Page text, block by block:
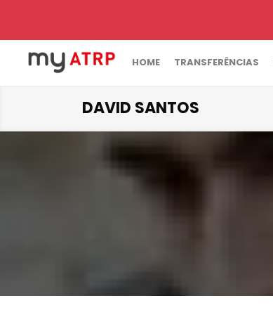
HOME TRANSFERÊNCIAS
DAVID SANTOS